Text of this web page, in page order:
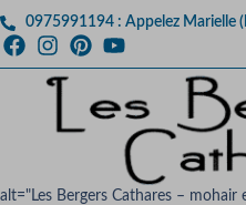
0975991194 : Appelez Marielle
alt="Les Bergers Cathares –